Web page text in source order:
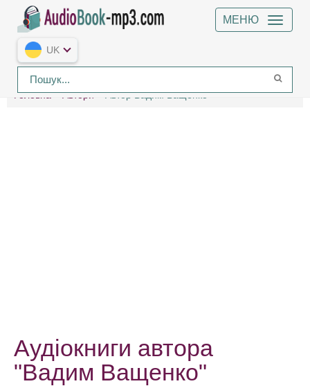
МЕНЮ
UK
Головна Автори Автор Вадим Ващенко
Аудіокниги автора
"Вадим Ващенко"